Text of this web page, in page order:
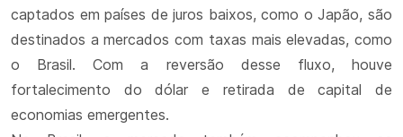
captados em países de juros baixos, como o Japão, são
destinados a mercados com taxas mais elevadas, como
o Brasil. Com a reversão desse fluxo, houve
fortalecimento do dólar e retirada de capital de
economias emergentes.